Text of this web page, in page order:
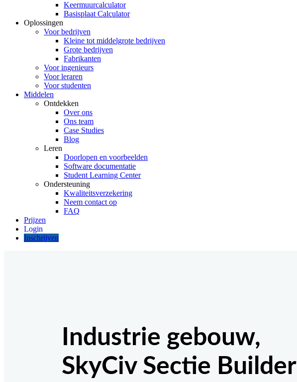
Keermuurcalculator
Basisplaat Calculator
Oplossingen
Voor bedrijven
Kleine tot middelgrote bedrijven
Grote bedrijven
Fabrikanten
Voor ingenieurs
Voor leraren
Voor studenten
Middelen
Ontdekken
Over ons
Ons team
Case Studies
Blog
Leren
Doorlopen en voorbeelden
Software documentatie
Student Learning Center
Ondersteuning
Kwaliteitsverzekering
Neem contact op
FAQ
Prijzen
Inschrijven
Industrie gebouw,
SkyCiv Sectie Builder